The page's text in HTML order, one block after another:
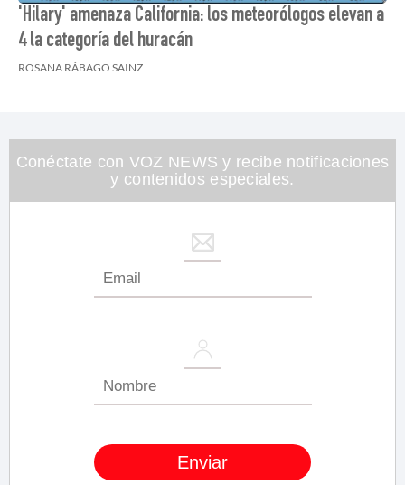
'Hilary' amenaza California: los meteorólogos elevan a
4 la categoría del huracán
ROSANA RÁBAGO SAINZ
Conéctate con VOZ NEWS y recibe notificaciones
y contenidos especiales.